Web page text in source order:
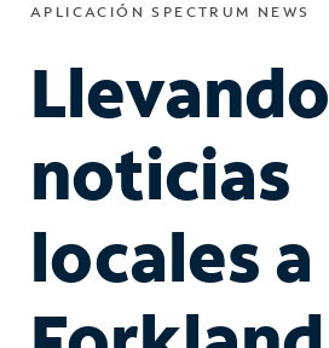
APLICACIÓN SPECTRUM NEWS
Llevando
noticias
locales a